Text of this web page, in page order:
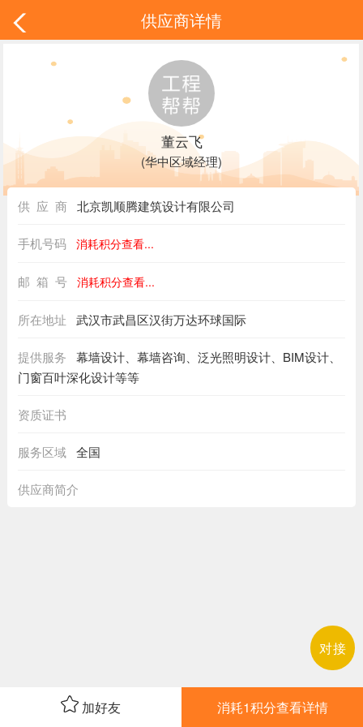
对接
供应商详情
董云飞
(华中区域经理)
供 应 商 北京凯顺腾建筑设计有限公司
手机号码 消耗积分查看...
邮 箱 号 消耗积分查看...
所在地址 武汉市武昌区汉街万达环球国际
提供服务
幕墙设计、幕墙咨询、泛光照明设计、BIM设计、
门窗百叶深化设计等等
资质证书
服务区域 全国
供应商简介
加好友 消耗1积分查看详情